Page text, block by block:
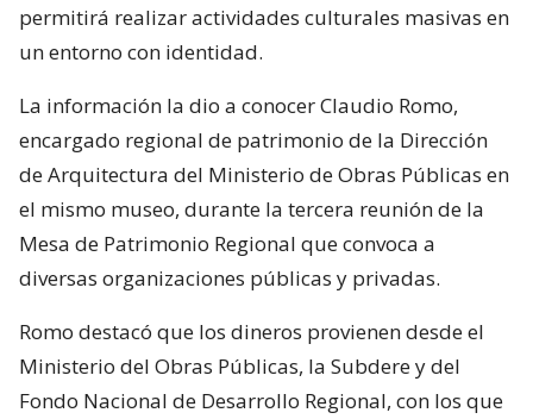
permitirá realizar actividades culturales masivas en
un entorno con identidad.
La información la dio a conocer Claudio Romo,
encargado regional de patrimonio de la Dirección
de Arquitectura del Ministerio de Obras Públicas en
el mismo museo, durante la tercera reunión de la
Mesa de Patrimonio Regional que convoca a
diversas organizaciones públicas y privadas.
Romo destacó que los dineros provienen desde el
Ministerio del Obras Públicas, la Subdere y del
Fondo Nacional de Desarrollo Regional, con los que